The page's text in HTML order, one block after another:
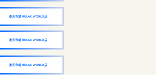
楽天市場 RELAX WORLD店
楽天市場 RELAX WORLD店
楽天市場 RELAX WORLD店